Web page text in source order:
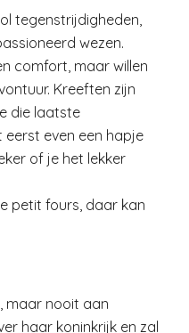
tegenstrijdigheden,
wezen.
comfort, maar willen
Kreeften zijn
die laatste
even een hapje
of je het lekker
petit fours, daar kan
maar nooit aan
haar koninkrijk en zal